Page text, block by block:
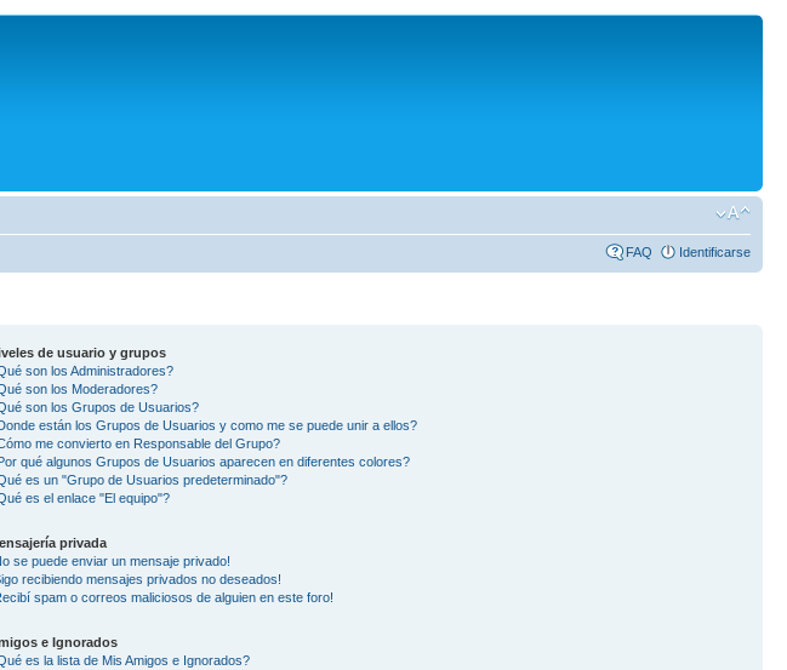
FAQ Identificarse
de usuario y grupos
son los Administradores?
son los Moderadores?
son los Grupos de Usuarios?
están los Grupos de Usuarios y como me se puede unir a ellos?
me convierto en Responsable del Grupo?
qué algunos Grupos de Usuarios aparecen en diferentes colores?
es un "Grupo de Usuarios predeterminado"?
es el enlace "El equipo"?
privada
se puede enviar un mensaje privado!
recibiendo mensajes privados no deseados!
spam o correos maliciosos de alguien en este foro!
e Ignorados
es la lista de Mis Amigos e Ignorados?